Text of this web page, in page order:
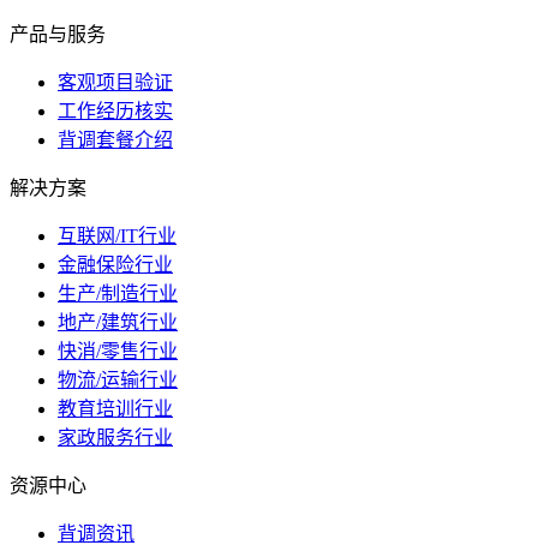
产品与服务
客观项目验证
工作经历核实
背调套餐介绍
解决方案
互联网/IT行业
金融保险行业
生产/制造行业
地产/建筑行业
快消/零售行业
物流/运输行业
教育培训行业
家政服务行业
资源中心
背调资讯